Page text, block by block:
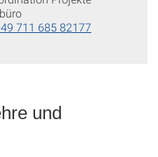
711 685 82177
und